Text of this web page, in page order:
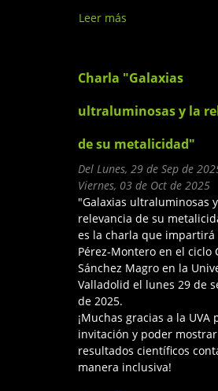
Leer más
Charla "Galaxias
ultraluminosas y la
de su metalicidad"
Del Lunes, 29 de Sep de
Viernes, 03 de Oct de 2025
"Galaxias ultraluminosas
relevancia de su
es la charla que impartirá
Pérez-Montero en el ciclo
Sánchez Magro en la
Valladolid el lunes 29 de
de 2025.
¡Muchas gracias a la UVA
invitación y poder mostrar
resultados científicos
manera inclusiva!